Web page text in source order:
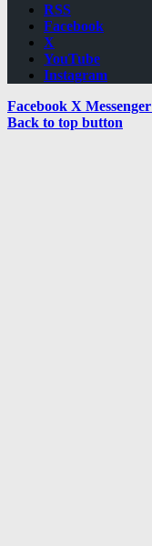
RSS
Facebook
X
YouTube
Instagram
Facebook X Messenger
Back to top button